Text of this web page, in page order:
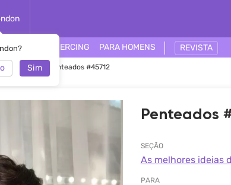
Sim
TATUAGEM PIERCING PARA HOMENS REVISTA
penteados Penteados #45712
Penteados
SEÇÃO
As melhores ideias
PARA